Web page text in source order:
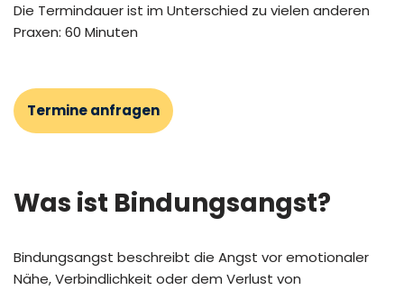
Die Termindauer ist im Unterschied zu vielen anderen
Praxen: 60 Minuten
Termine anfragen
Was ist Bindungsangst?
Bindungsangst beschreibt die Angst vor emotionaler
Nähe, Verbindlichkeit oder dem Verlust von